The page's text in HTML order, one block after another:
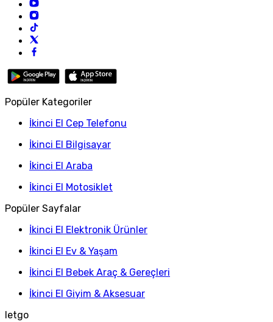
Popüler Kategoriler
İkinci El Cep Telefonu
İkinci El Bilgisayar
İkinci El Araba
İkinci El Motosiklet
Popüler Sayfalar
İkinci El Elektronik Ürünler
İkinci El Ev & Yaşam
İkinci El Bebek Araç & Gereçleri
İkinci El Giyim & Aksesuar
letgo